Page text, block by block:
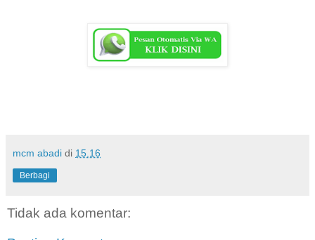
mcm abadi di 15.16
Berbagi
Tidak ada komentar: